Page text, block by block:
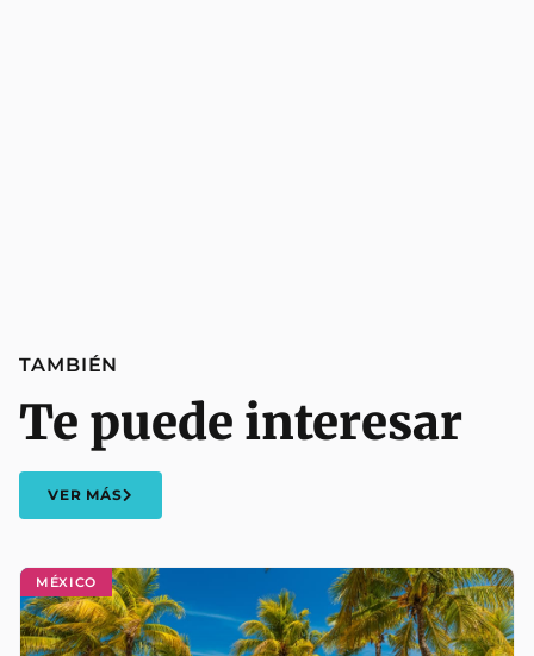
MÉXICO
TAMBIÉN
Te puede interesar
VER MÁS